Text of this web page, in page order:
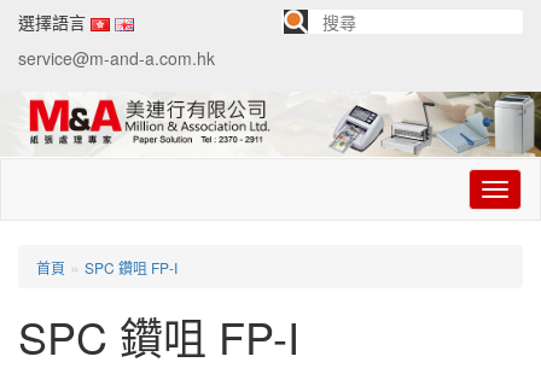
選擇語言
service@m-and-a.com.hk
切
换
首頁 » SPC 鑽咀 FP-I
SPC 鑽咀 FP-I